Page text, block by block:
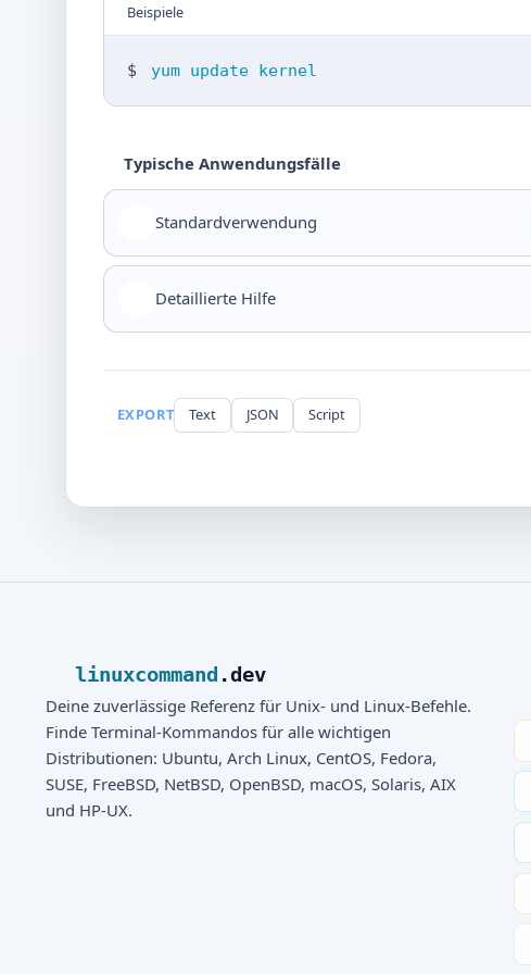
Beispiele
$ yum update kernel
Typische Anwendungsfälle
Standardverwendung
Detaillierte Hilfe
EXPORT Text JSON Script
linuxcommand .dev
Deine zuverlässige Referenz für Unix- und Linux-Befehle.
Finde Terminal-Kommandos für alle wichtigen
Distributionen: Ubuntu, Arch Linux, CentOS, Fedora,
SUSE, FreeBSD, NetBSD, OpenBSD, macOS, Solaris, AIX
und HP-UX.